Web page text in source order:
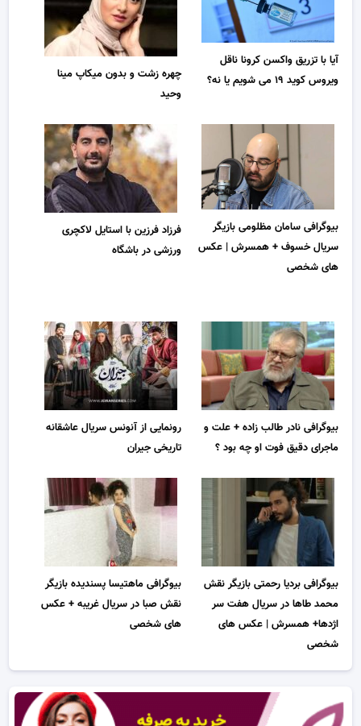
آیا با تزریق واکسن کرونا ناقل
ویروس کوید ۱۹ می شویم یا نه؟
چهره زشت و بدون میکاپ مینا
وحید
بیوگرافی سامان مظلومی بازیگر
سریال خسوف + همسرش | عکس
های شخصی
فرزاد فرزین با استایل لاکچری
ورزشی در باشگاه
بیوگرافی نادر طالب زاده + علت و
ماجرای دقیق فوت او چه بود ؟
رونمایی از آنونس سریال عاشقانه
تاریخی جیران
بیوگرافی بردیا رحمتی بازیگر نقش
محمد طاها در سریال هفت سر
اژدها+ همسرش | عکس های
شخصی
بیوگرافی ماهتیسا پسندیده بازیگر
نقش صبا در سریال غریبه + عکس
های شخصی